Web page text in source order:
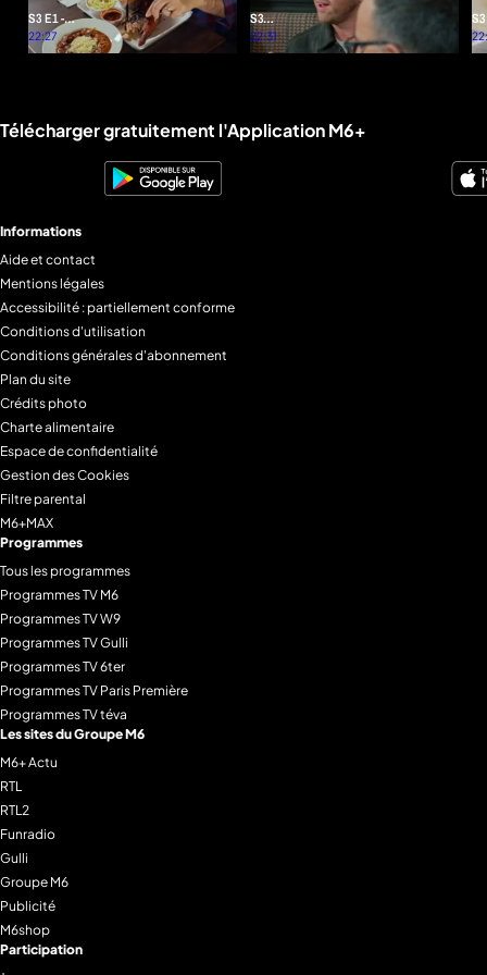
S3 E1 -
Complètement
lasagne
22:27
S3
E2 -
La
22:31
Liens utiles M6+.
Télécharger gratuitement l'Application M6+
Informations
Aide et contact
Mentions légales
Accessibilité : partiellement conforme
Conditions d'utilisation
Conditions générales d'abonnement
Plan du site
Crédits photo
Charte alimentaire
Espace de confidentialité
Gestion des Cookies
Filtre parental
M6+MAX
Programmes
Tous les programmes
Programmes TV M6
Programmes TV W9
Programmes TV Gulli
Programmes TV 6ter
Programmes TV Paris Première
Programmes TV téva
Les sites du Groupe M6
M6+ Actu
RTL
RTL2
Funradio
Gulli
Groupe M6
Publicité
M6shop
Participation